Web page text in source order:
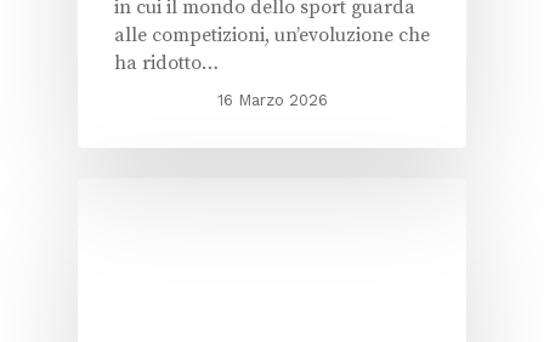
in cui il mondo dello sport guarda
alle competizioni, un’evoluzione che
ha ridotto…
16 Marzo 2026